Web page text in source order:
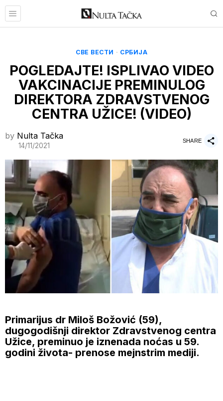
СВЕ ВЕСТИ · СРБИЈА
POGLEDAJTE! ISPLIVAO VIDEO
VAKCINACIJE PREMINULOG
DIREKTORA ZDRAVSTVENOG
CENTRA UŽICE! (VIDEO)
by Nulta Tačka
14/11/2021
SHARE
Primarijus dr Miloš Božović (59),
dugogodišnji direktor Zdravstvenog centra
Užice, preminuo je iznenada noćas u 59.
godini života- prenose mejnstrim mediji.